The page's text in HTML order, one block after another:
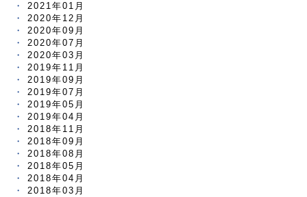
2021年01月
2020年12月
2020年09月
2020年07月
2020年03月
2019年11月
2019年09月
2019年07月
2019年05月
2019年04月
2018年11月
2018年09月
2018年08月
2018年05月
2018年04月
2018年03月